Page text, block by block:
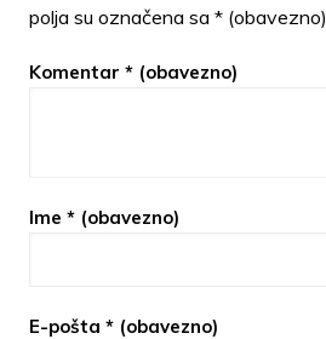
polja su označena sa * (obavezno)
Komentar * (obavezno)
Ime * (obavezno)
E-pošta * (obavezno)